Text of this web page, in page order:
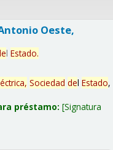
Oeste,
l Estado.
Sociedad del Estado,
préstamo: Signatura